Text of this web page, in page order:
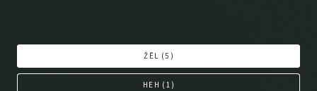
ŽĒL (5 )
HEH ( 1 )